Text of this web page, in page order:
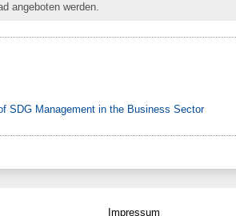
angeboten werden.
SDG Management in the Business Sector
Impressum